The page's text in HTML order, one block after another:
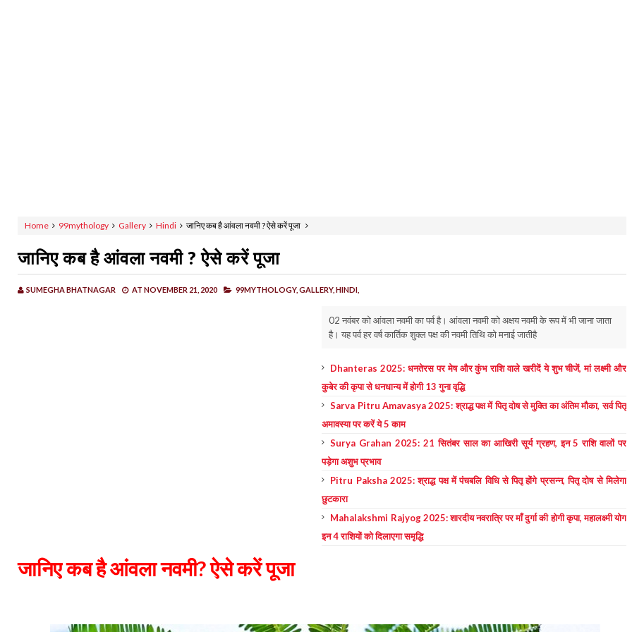
Home 99mythology Gallery Hindi जानिए कब है आंवला नवमी ? ऐसे करें पूजा
जानिए कब है आंवला नवमी ? ऐसे करें पूजा
SUMEGHA BHATNAGAR AT NOVEMBER 21, 2020 99MYTHOLOGY, GALLERY, HINDI,
02 नवंबर को आंवला नवमी का पर्व है। आंवला नवमी को अक्षय नवमी के रूप में भी जाना जाता
है। यह पर्व हर वर्ष कार्तिक शुक्ल पक्ष की नवमी तिथि को मनाई जातीहै
Dhanteras 2025: धनतेरस पर मेष और कुंभ राशि वाले खरीदें ये शुभ चीजें, मां लक्ष्मी और
कुबेर की कृपा से धनधान्य में होगी 13 गुना वृद्धि
Sarva Pitru Amavasya 2025: श्राद्ध पक्ष में पितृ दोष से मुक्ति का अंतिम मौका, सर्व पितृ
अमावस्या पर करें ये 5 काम
Surya Grahan 2025: 21 सितंबर साल का आखिरी सूर्य ग्रहण, इन 5 राशि वालों पर
पड़ेगा अशुभ प्रभाव
Pitru Paksha 2025: श्राद्ध पक्ष में पंचबलि विधि से पितृ होंगे प्रसन्न, पितृ दोष से मिलेगा
छुटकारा
Mahalakshmi Rajyog 2025: शारदीय नवरात्रि पर माँ दुर्गा की होगी कृपा, महालक्ष्मी योग
इन 4 राशियों को दिलाएगा समृद्धि
जानिएकबहैआंवलानवमी?ऐसेकरेंपूजा